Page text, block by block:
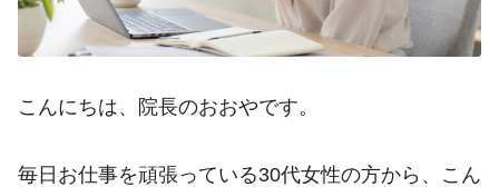
こんにちは、院長のおおやです。
毎日お仕事を頑張っている30代女性の方から、こん